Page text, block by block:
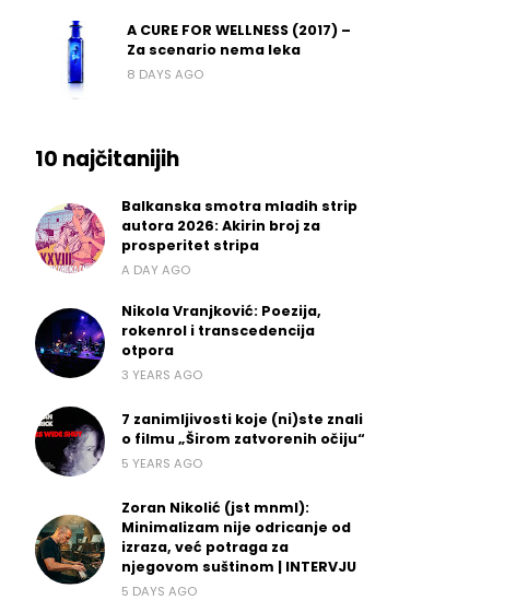
A CURE FOR WELLNESS (2017) –
Za scenario nema leka
8 DAYS AGO
10 najčitanijih
Balkanska smotra mladih strip
autora 2026: Akirin broj za
prosperitet stripa
A DAY AGO
Nikola Vranjković: Poezija,
rokenrol i transcedencija
otpora
3 YEARS AGO
7 zanimljivosti koje (ni)ste znali
o filmu „Širom zatvorenih očiju“
5 YEARS AGO
Zoran Nikolić (jst mnml):
Minimalizam nije odricanje od
izraza, već potraga za
njegovom suštinom | INTERVJU
5 DAYS AGO